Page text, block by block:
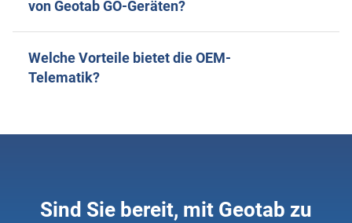
von Geotab GO-Geräten?
Welche Vorteile bietet die OEM-
Telematik?
Sind Sie bereit, mit Geotab zu